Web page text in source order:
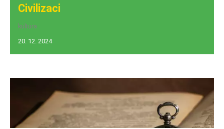
Civilizaci
kultura
20. 12. 2024